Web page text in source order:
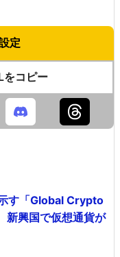
定
をコピー
す「Global Crypto
興国で仮想通貨が